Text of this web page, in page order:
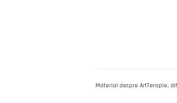
Material despre ArtTerapie,